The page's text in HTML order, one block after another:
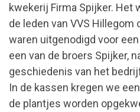
kwekerij Firma Spijker. Het
de leden van VVS Hillegom
waren uitgenodigd voor
een van de broers Spijker,
geschiedenis van het
In de kassen kregen we
de plantjes worden